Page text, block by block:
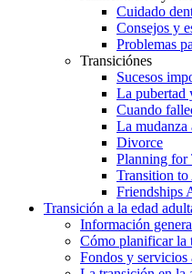
Cuidado
Consejos y
Problemas
Transiciónes
Sucesos
La pubertad
Cuando
La mudanza
Divorce
Planning for
Transition
Friendships
Transición a la edad
Información
Cómo planificar la
Fondos y servicios